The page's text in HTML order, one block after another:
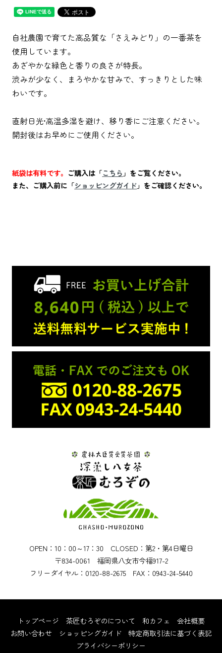
自社農園で育てた高品質な「さえみどり」の一番茶を
使用しています。
あざやかな緑色と香りの良さが特長。
渋みが少なく、まろやかな甘みで、すっきりとした味
わいです。
直射日光•高温多湿を避け、移り香にご注意ください。
開封後はお早めにご使用ください。
紙袋は有料です。 ご購入は「こちら 」をご覧ください。
また、ご購入前に「ショッピングガイド 」をご確認ください。
OPEN：10：00～17：30 CLOSED：第2・第4日曜日
〒834-0061 福岡県八女市今福917-2
フリーダイヤル：0120-88-2675 FAX：0943-24-5440
トップページ 茶匠むろぞのについて 和カフェ
会社概要
お問い合わせ
ショッピングガイド
特定商取引法に基づく表記
プライバシーポリシー